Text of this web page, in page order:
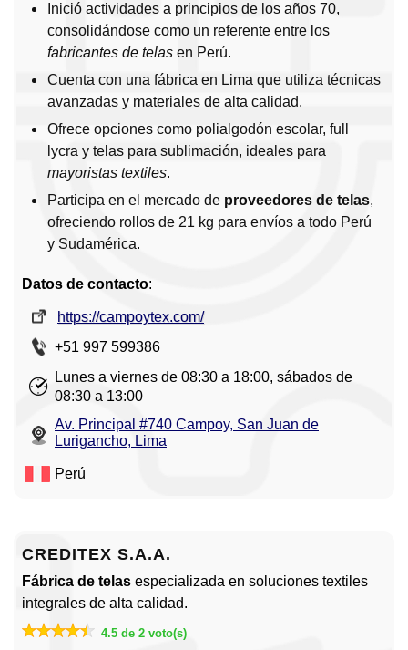
Inició actividades a principios de los años 70,
consolidándose como un referente entre los
fabricantes de telas en Perú.
Cuenta con una fábrica en Lima que utiliza técnicas
avanzadas y materiales de alta calidad.
Ofrece opciones como polialgodón escolar, full
lycra y telas para sublimación, ideales para
mayoristas textiles.
Participa en el mercado de proveedores de telas,
ofreciendo rollos de 21 kg para envíos a todo Perú
y Sudamérica.
Datos de contacto:
https://campoytex.com/
+51 997 599386
Lunes a viernes de 08:30 a 18:00, sábados de
08:30 a 13:00
Av. Principal #740 Campoy, San Juan de
Lurigancho, Lima
Perú
CREDITEX S.A.A.
Fábrica de telas especializada en soluciones textiles
integrales de alta calidad.
4.5 de 2 voto(s)